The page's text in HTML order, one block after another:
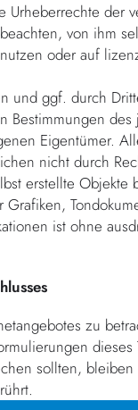
der
von ihm
oder auf
und ggf. durch
Eigentümer.
nicht durch
erstellte
ist ohne
zu
dieses
sollten,